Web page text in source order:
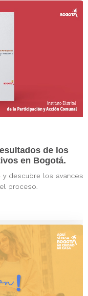
de los
en Bogotá.
descubre los avances,
proceso.